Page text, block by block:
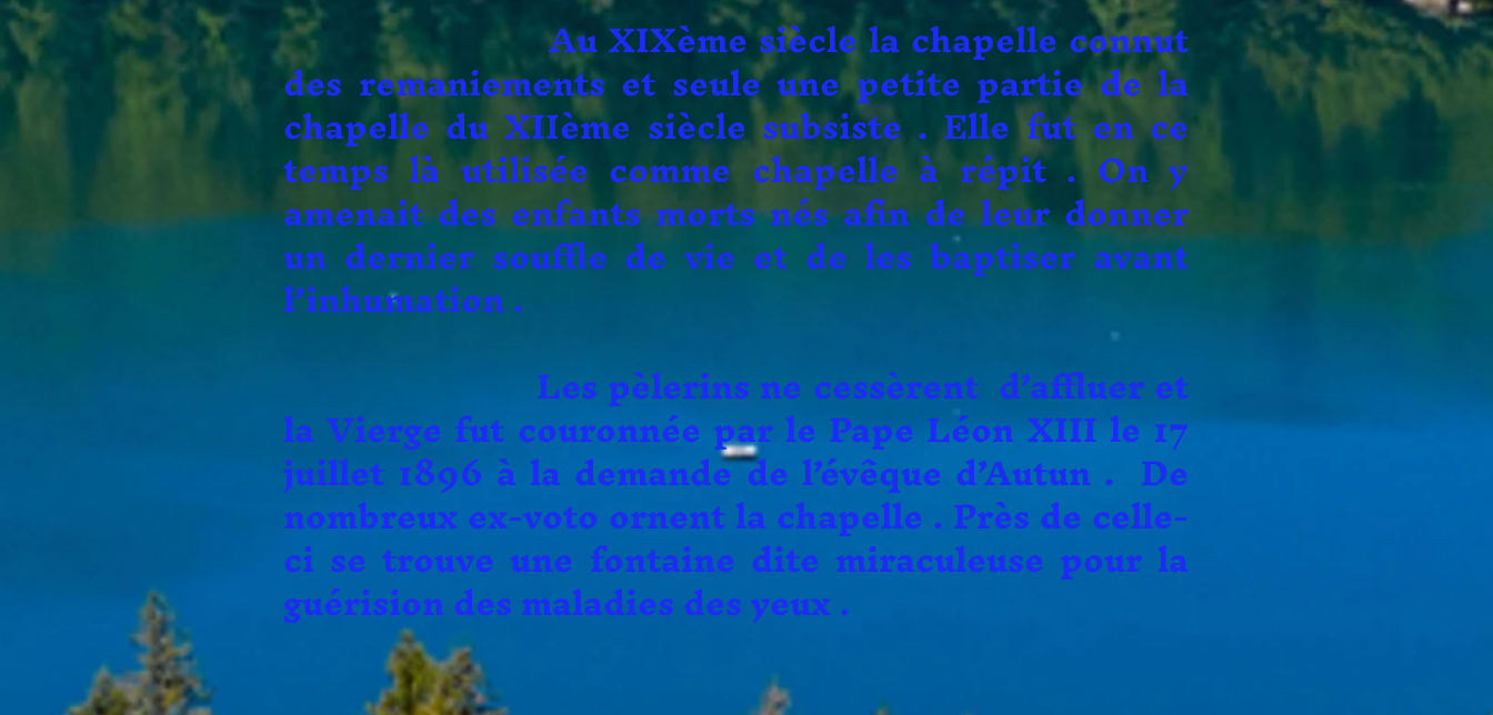
Au XIXème siècle la chapelle connut
des remaniements et seule une petite partie de la
chapelle du XIIème siècle subsiste . Elle fut en ce
temps là utilisée comme chapelle à répit . On y
amenait des enfants morts nés afin de leur donner
un dernier souffle de vie et de les baptiser avant
l’inhumation .
Les pèlerins ne cessèrent d’affluer et
la Vierge fut couronnée par le Pape Léon XIII le 17
juillet 1896 à la demande de l’évêque d’Autun . De
nombreux ex-voto ornent la chapelle . Près de celle-
ci se trouve une fontaine dite miraculeuse pour la
guérision des maladies des yeux .